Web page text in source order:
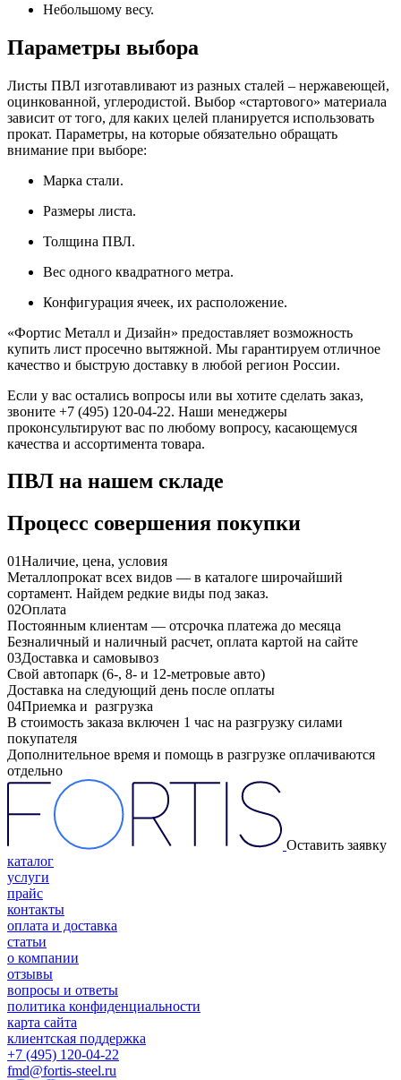
Небольшому весу.
Параметры выбора
Листы ПВЛ изготавливают из разных сталей – нержавеющей,
оцинкованной, углеродистой. Выбор «стартового» материала
зависит от того, для каких целей планируется использовать
прокат. Параметры, на которые обязательно обращать
внимание при выборе:
Марка стали.
Размеры листа.
Толщина ПВЛ.
Вес одного квадратного метра.
Конфигурация ячеек, их расположение.
«Фортис Металл и Дизайн» предоставляет возможность
купить лист просечно вытяжной. Мы гарантируем отличное
качество и быструю доставку в любой регион России.
Если у вас остались вопросы или вы хотите сделать заказ,
звоните +7 (495) 120-04-22. Наши менеджеры
проконсультируют вас по любому вопросу, касающемуся
качества и ассортимента товара.
ПВЛ на нашем складе
Процесс совершения покупки
01Наличие, цена, условия
Металлопрокат всех видов — в каталоге широчайший
сортамент. Найдем редкие виды под заказ.
02Оплата
Постоянным клиентам — отсрочка платежа до месяца
Безналичный и наличный расчет, оплата картой на сайте
03Доставка и самовывоз
Свой автопарк (6-, 8- и 12-метровые авто)
Доставка на следующий день после оплаты
04Приемка и разгрузка
В стоимость заказа включен 1 час на разгрузку силами
покупателя
Дополнительное время и помощь в разгрузке оплачиваются
отдельно
Оставить заявку
каталог
услуги
прайс
контакты
оплата и доставка
статьи
о компании
отзывы
вопросы и ответы
политика конфиденциальности
карта сайта
клиентская поддержка
+7 (495) 120-04-22
fmd@fortis-steel.ru